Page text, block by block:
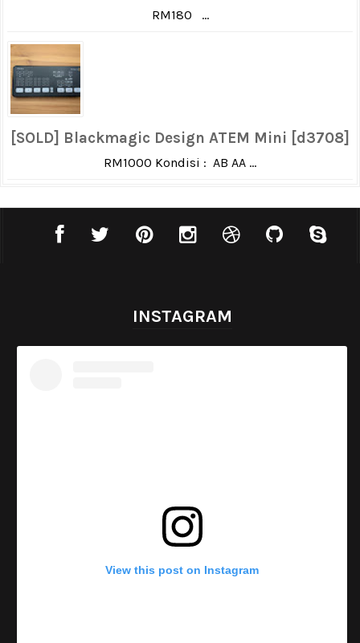
RM180 ...
[SOLD] Blackmagic Design ATEM Mini [d3708]
RM1000 Kondisi : AB AA ...
INSTAGRAM
View this post on Instagram